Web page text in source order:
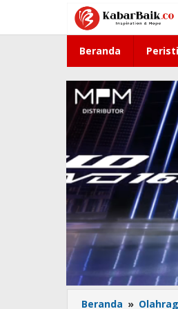
konten
Beranda
Beranda »